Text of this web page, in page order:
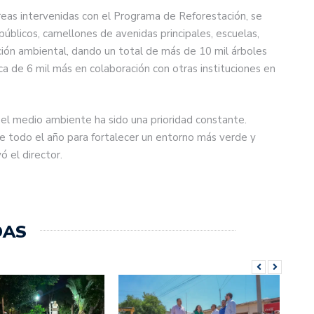
intervenidas con el Programa de Reforestación, se
camellones de avenidas principales, escuelas,
ambiental, dando un total de más de 10 mil árboles
de 6 mil más en colaboración con otras instituciones en
medio ambiente ha sido una prioridad constante.
todo el año para fortalecer un entorno más verde y
el director.